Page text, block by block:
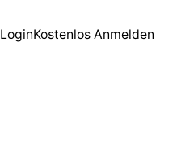
LoginKostenlos Anmelden